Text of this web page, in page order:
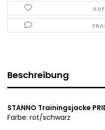
Beschreibung
STANNO Trainingsjacke
Farbe: rot/schwarz